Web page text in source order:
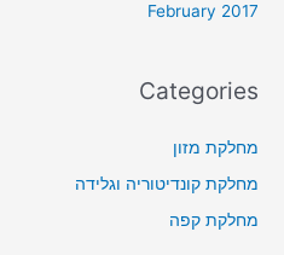
February 2017
Categories
מחלקת מזון
מחלקת קונדיטוריה וגלידה
מחלקת קפה